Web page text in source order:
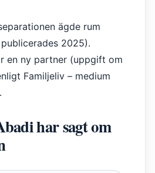
ägde rum
2025).
en ny partner (uppgift om
Familjeliv – medium
har sagt om